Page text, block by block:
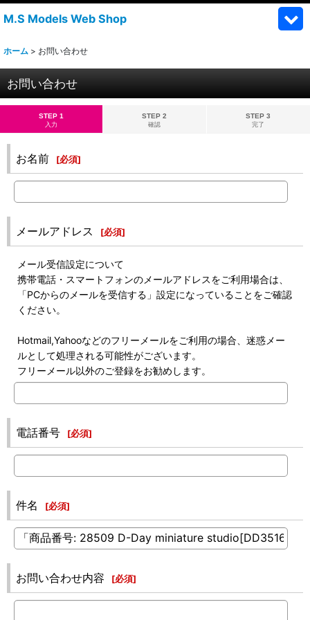
M.S Models Web Shop
ホーム > お問い合わせ
お問い合わせ
STEP 1
入力
STEP 2
確認
STEP 3
完了
お名前 [必須]
メールアドレス [必須]
メール受信設定について
携帯電話・スマートフォンのメールアドレスをご利用場合は、
「PCからのメールを受信する」設定になっていることをご確認
ください。
Hotmail,Yahooなどのフリーメールをご利用の場合、迷惑メー
ルとして処理される可能性がございます。
フリーメール以外のご登録をお勧めします。
電話番号 [必須]
件名 [必須]
お問い合わせ内容 [必須]